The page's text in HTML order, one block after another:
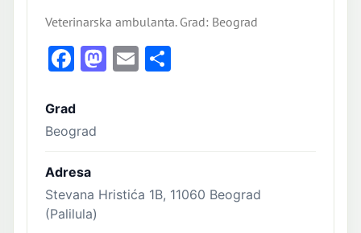
Veterinarska ambulanta. Grad: Beograd
Facebook
Mastodon
Email
Grad
Beograd
Adresa
Stevana Hristića 1B, 11060 Beograd
(Palilula)